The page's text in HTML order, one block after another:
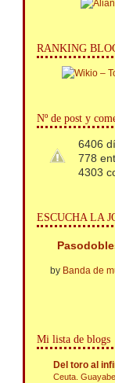
RANKING
Nº de post y
6406
778
4303
ESCUCHA LA
by Banda de
Mi lista de blogs
Del toro al
Ceuta.